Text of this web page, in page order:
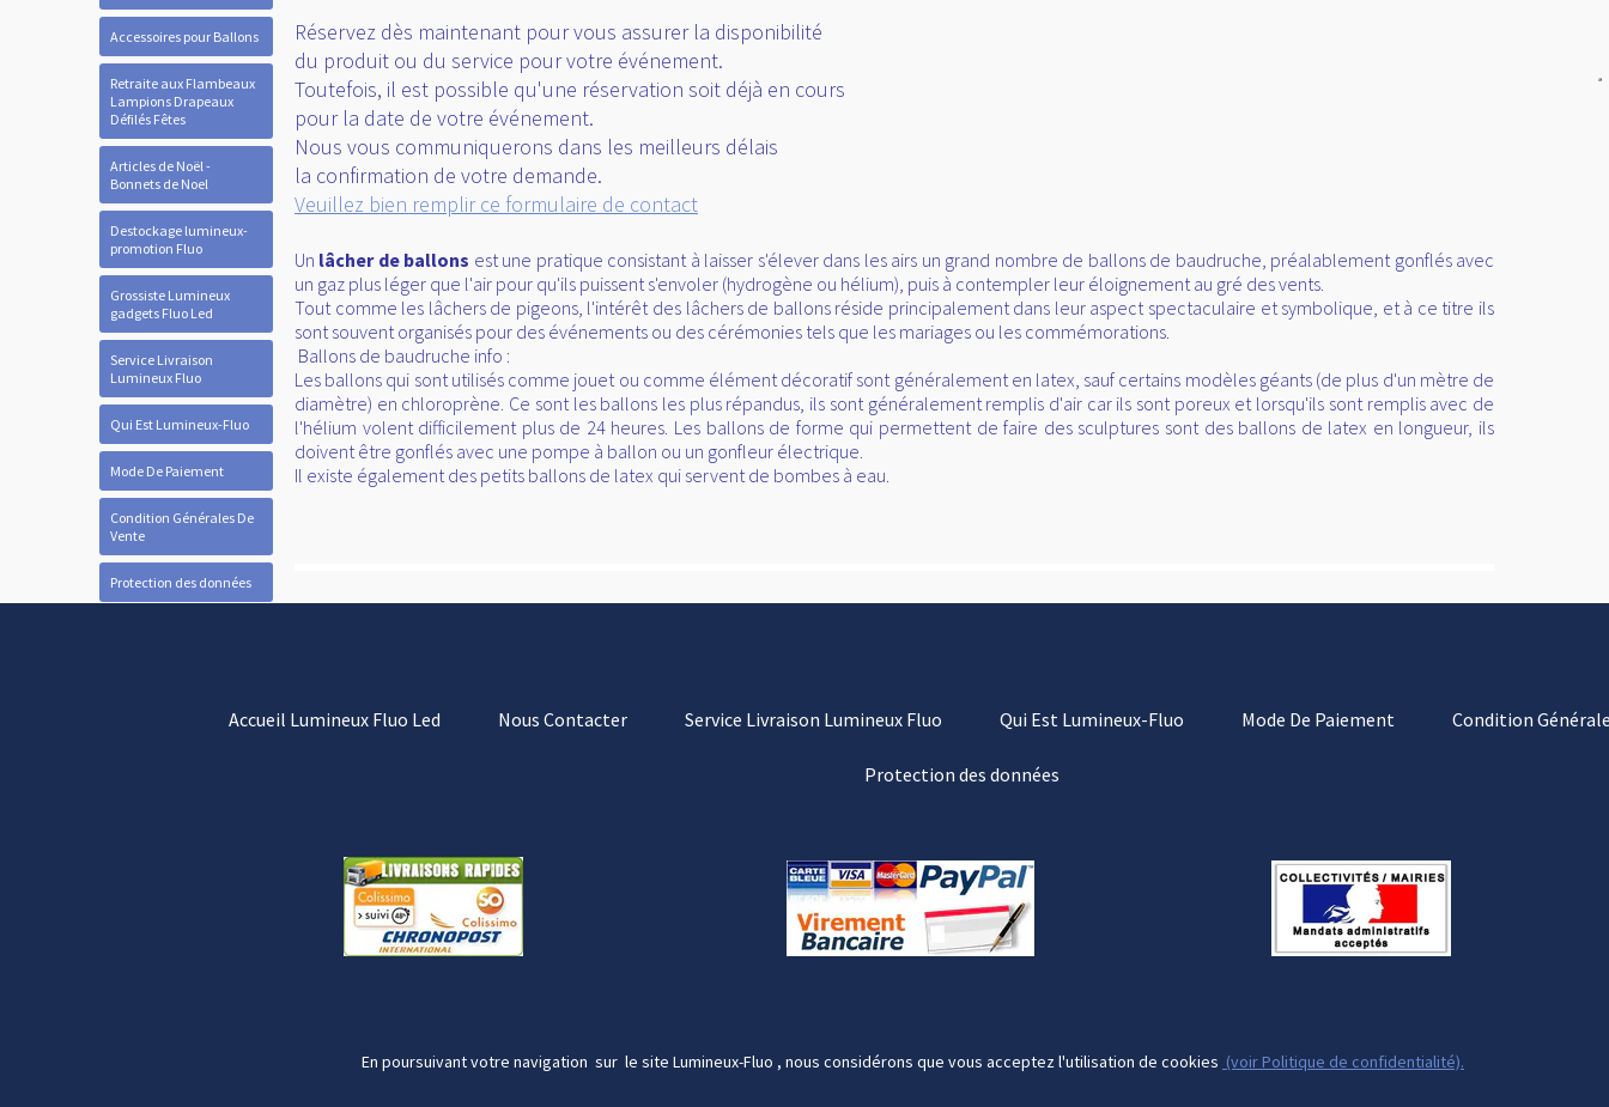
Accessoires pour Ballons
Retraite aux Flambeaux
Lampions Drapeaux
Défilés Fêtes
Articles de Noël -
Bonnets de Noel
Destockage lumineux-
promotion Fluo
Grossiste Lumineux
gadgets Fluo Led
Service Livraison
Lumineux Fluo
Qui Est Lumineux-Fluo
Mode De Paiement
Condition Générales De
Vente
Protection des données
Accueil Lumineux Fluo Led Nous Contacter Service Livraison Lumineux Fluo Qui Est Lumineux-Fluo Mode De Paiement Condition
Protection des données
En poursuivant votre navigation sur le site Lumineux-Fluo , nous considérons que vous acceptez l'utilisation de cookies (voir Politique de confidentialité).
Réservez dès maintenant pour vous assurer la disponibilité
du produit ou du service pour votre événement.
Toutefois, il est possible qu'une réservation soit déjà en cours
pour la date de votre événement.
Nous vous communiquerons dans les meilleurs délais
la confirmation de votre demande.
Unlâcher de ballons est une pratique consistant à laisser s'élever dans les airs un grand nombre de ballons de baudruche, préalablement gonflés avec
un gaz plus léger que l'air pour qu'ils puissent s'envoler (hydrogène ou hélium), puis à contempler leur éloignement au gré des vents.
Tout comme les lâchers de pigeons, l'intérêt des lâchers de ballons réside principalement dans leur aspect spectaculaire et symbolique, et à ce titre ils
sont souvent organisés pour des événements ou des cérémonies tels que les mariages ou les commémorations.
Ballons de baudruche info :
Les ballons qui sont utilisés comme jouetou comme élément décoratif sont généralement enlatex, sauf certains modèles géants (de plus d'un mètre de
diamètre) en chloroprène. Ce sont les ballons les plus répandus, ils sont généralement remplis d'air car ils sont poreux et lorsqu'ils sont remplis avec de
l'hélium volent difficilement plus de 24 heures. Les ballons de formequi permettent de faire des sculptures sont des ballons de latex en longueur, ils
doivent être gonflés avec une pompe à ballon ou ungonfleur électrique.